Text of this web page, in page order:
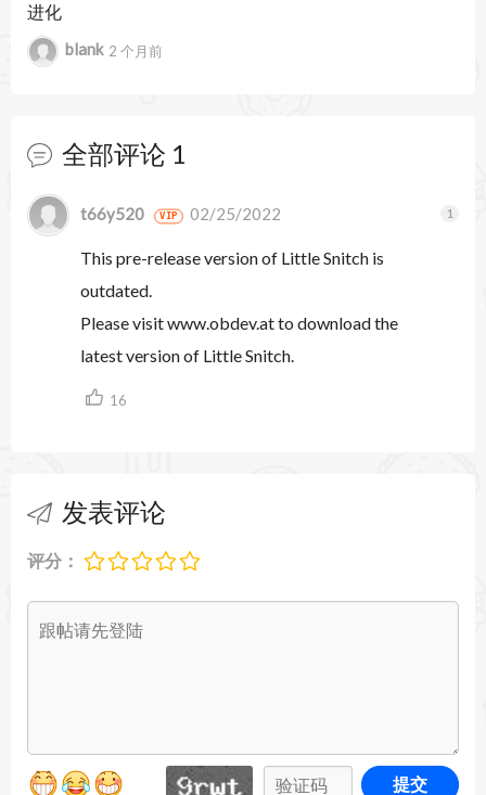
效。
Little Snitch 是一款 Mac 上简单易用的防火墙，除
一个大作用就是阻止软件的正版验证，Little
Snitch 可以监控和阻止特定软件的网络连接，例如
当你启动Adobe的系列软件时，Little Snitch会通过
弹出窗口提醒用户是否允许其网络连接，能够保护
用户的隐私数据，非常的实用。
个传出的互联网连接。然后，您可以选择允许或拒
绝就此，或定义一个规则如何处理类似的，未来的
到私人数据。不显眼的小飞贼运行在后台，它也可
更新日志
进化
blank 2 个月前
全部评论 1
暂无跟帖
t66y520 VIP 02/25/2022
This pre-release version of Little Snitch is
outdated.
Please visit www.obdev.at to download the
latest version of Little Snitch.
16
发表评论
评分：
提交